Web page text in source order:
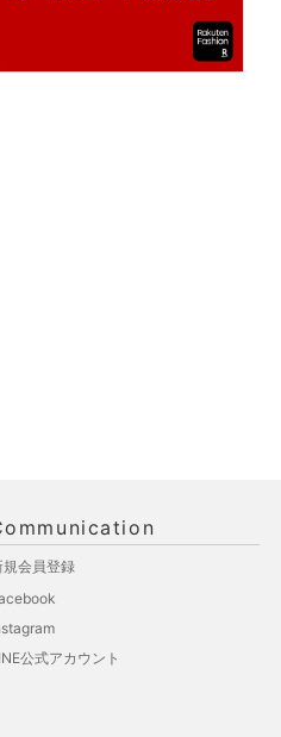
規会員登録
公式アカウント